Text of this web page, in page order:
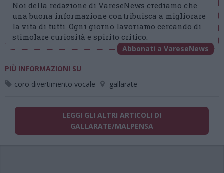
Noi della redazione di VareseNews crediamo che
una buona informazione contribuisca a migliorare
la vita di tutti. Ogni giorno lavoriamo cercando di
stimolare curiosità e spirito critico.
Abbonati a VareseNews
PIÙ INFORMAZIONI SU
coro divertimento vocale
gallarate
LEGGI GLI ALTRI ARTICOLI DI
GALLARATE/MALPENSA